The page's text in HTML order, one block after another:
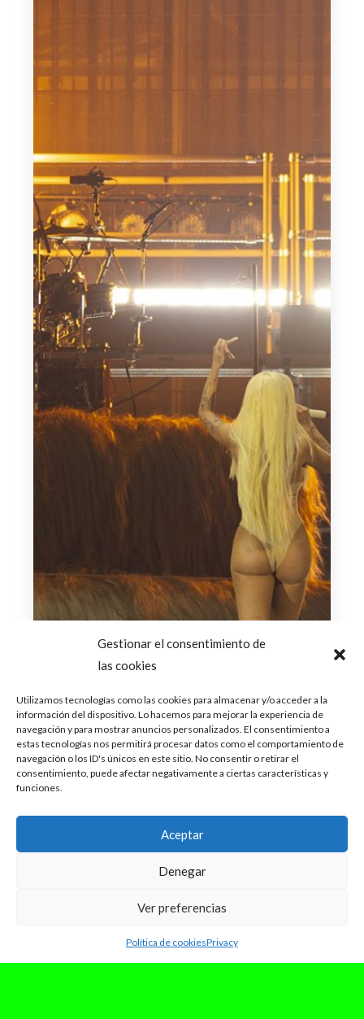
Gestionar el consentimiento de
las cookies
Utilizamos tecnologías como las cookies para almacenar y/o acceder a la
información del dispositivo. Lo hacemos para mejorar la experiencia de
navegación y para mostrar anuncios personalizados. El consentimiento a
estas tecnologías nos permitirá procesar datos como el comportamiento de
navegación o los ID's únicos en este sitio. No consentir o retirar el
consentimiento, puede afectar negativamente a ciertas características y
funciones.
Aceptar
Denegar
Ver preferencias
Política de cookiesPrivacy
Rock in Rio Lisboa 2024: